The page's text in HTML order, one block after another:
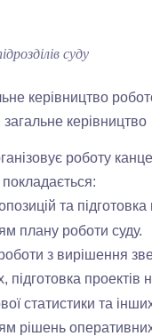
суду
керівництво
роботу
покладається:
та підготовка
плану роботи суду.
з вирішення
проектів
статистики та
оперативних